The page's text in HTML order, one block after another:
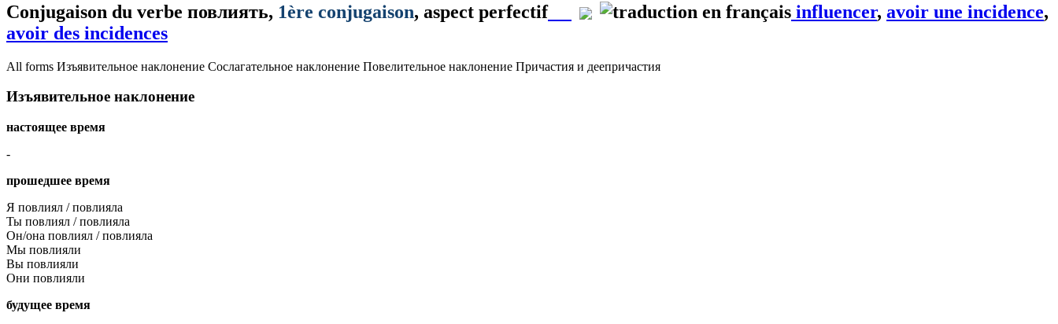
Conjugaison du verbe повлиять, 1ère conjugaison, aspect perfectif influencer, avoir une incidence,
avoir des incidences
All forms Изъявительное наклонение Сослагательное наклонение Повелительное наклонение Причастия и деепричастия
Изъявительное наклонение
настоящее время
-
прошедшее время
Я повлиял / повлияла
Ты повлиял / повлияла
Он/она повлиял / повлияла
Мы повлияли
Вы повлияли
Они повлияли
будущее время